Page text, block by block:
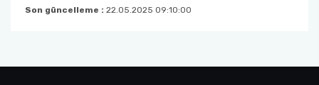
Son güncelleme : 22.05.2025 09:10:00